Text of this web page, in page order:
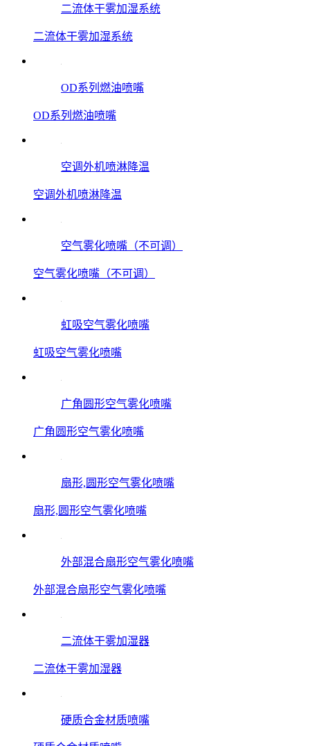
二流体干雾加湿系统
二流体干雾加湿系统
OD系列燃油喷嘴
OD系列燃油喷嘴
空调外机喷淋降温
空调外机喷淋降温
空气雾化喷嘴（不可调）
空气雾化喷嘴（不可调）
虹吸空气雾化喷嘴
虹吸空气雾化喷嘴
广角圆形空气雾化喷嘴
广角圆形空气雾化喷嘴
扇形,圆形空气雾化喷嘴
扇形,圆形空气雾化喷嘴
外部混合扇形空气雾化喷嘴
外部混合扇形空气雾化喷嘴
二流体干雾加湿器
二流体干雾加湿器
硬质合金材质喷嘴